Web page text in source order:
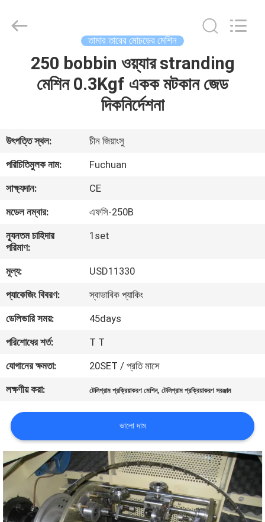
ভিডিও
শো
আমাদের
কারখানা
পরিদর্শন
নিয়ন্ত্রণ
আমাদের
সাথে
যোগাযোগ
খবর
and
Mechanical
তামার তারের মোচড়ের মেশিন
250 bobbin ওয়্যার stranding
মেশিন 0.3Kgf একক মটকান জেড
দিকনির্দেশনা
উৎপত্তি স্থল:
চীন জিয়াংসু
পরিচিতিমুলক নাম:
Fuchuan
সাক্ষ্যদান:
CE
মডেল নম্বার:
এফসি-250B
ন্যূনতম চাহিদার
পরিমাণ:
1set
মূল্য:
USD11330
প্যাকেজিং বিবরণ:
স্বাভাবিক প্যাকিং
ডেলিভারি সময়:
45days
পরিশোধের শর্ত:
T T
যোগানের ক্ষমতা:
20SET / প্রতি মাসে
লক্ষণীয় করা:
টেলিগ্রাম প্রক্রিয়াকরণ মেশিন,টেলিগ্রাম প্রক্রিয়াকরণ সরঞ্জাম
ভালো দাম